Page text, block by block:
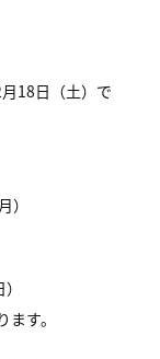
18日（土）で
）
す。